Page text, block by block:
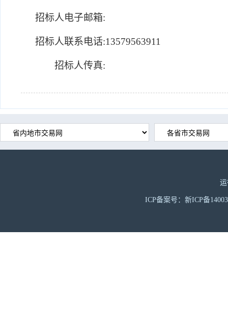
招标人电子邮箱:
招标人联系电话:13579563911
招标人传真:
ICP备案号：新ICP备